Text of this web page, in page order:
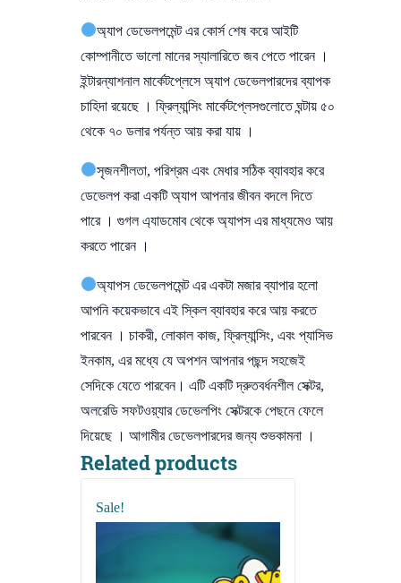
অ্যাপ ডেভেলপমেন্ট এর কোর্স শেষ করে আইটি
কোম্পানীতে ভালো মানের স্যালারিতে জব পেতে পারেন ।
ইন্টারন্যাশনাল মার্কেটপ্লেসে অ্যাপ ডেভেলপারদের ব্যাপক
চাহিদা রয়েছে । ফ্রিল্যান্সিং মার্কেটপ্লেসগুলোতে ঘন্টায় ৫০
থেকে ৭০ ডলার পর্যন্ত আয় করা যায় ।
সৃজনশীলতা, পরিশ্রম এবং মেধার সঠিক ব্যাবহার করে
ডেভেলপ করা একটি অ্যাপ আপনার জীবন বদলে দিতে
পারে । গুগল এ্যাডমোব থেকে অ্যাপস এর মাধ্যমেও আয়
করতে পারেন ।
অ্যাপস ডেভেলপমেন্ট এর একটা মজার ব্যাপার হলো
আপনি কয়েকভাবে এই স্কিল ব্যাবহার করে আয় করতে
পারবেন । চাকরী, লোকাল কাজ, ফ্রিল্যান্সিং, এবং প্যাসিভ
ইনকাম, এর মধ্যে যে অপশন আপনার পছন্দ সহজেই
সেদিকে যেতে পারবেন। এটি একটি দ্রুতবর্ধনশীল সেক্টর,
অলরেডি সফটওয়্যার ডেভেলপিং সেক্টরকে পেছনে ফেলে
দিয়েছে । আগামীর ডেভেলপারদের জন্য শুভকামনা ।
Related products
Sale!